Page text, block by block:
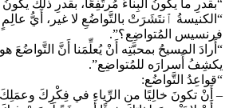
“بقدرِ ما يكونُ البِناءُ مُرتَفِعًا، بقدرِ ذلكَ
“الكنيسةُ ٱنتَشَرَتْ بالتَّواضُعِ لا غير، أَيُّ
فرنسيس المُتواضِع؟”.
“أَرادَ المسيحُ بمحبَّتِه أَنْ يُعلِّمَنا أَنَّ التَّواضُعَ
يكشِفُ أَسرارَه للمُتواضِع”.
“قواعِدُ التَّواضُع:
– أَنْ تكونَ خالِيًا من الرِّياءِ في فِكْرِكَ